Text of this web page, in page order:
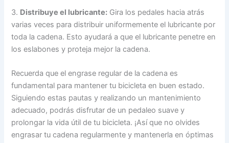
3. Distribuye el lubricante: Gira los pedales hacia atrás
varias veces para distribuir uniformemente el lubricante por
toda la cadena. Esto ayudará a que el lubricante penetre en
los eslabones y proteja mejor la cadena.
Recuerda que el engrase regular de la cadena es
fundamental para mantener tu bicicleta en buen estado.
Siguiendo estas pautas y realizando un mantenimiento
adecuado, podrás disfrutar de un pedaleo suave y
prolongar la vida útil de tu bicicleta. ¡Así que no olvides
engrasar tu cadena regularmente y mantenerla en óptimas